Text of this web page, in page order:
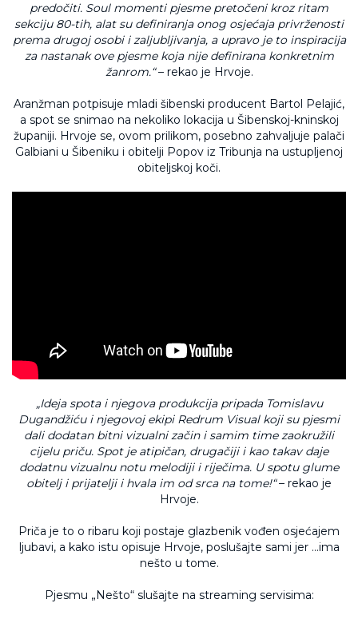
predočiti. Soul momenti pjesme pretočeni kroz ritam
sekciju 80-tih, alat su definiranja onog osjećaja privrženosti
prema drugoj osobi i zaljubljivanja, a upravo je to inspiracija
za nastanak ove pjesme koja nije definirana konkretnim
žanrom.“– rekao je Hrvoje.
Aranžman potpisuje mladi šibenski producent Bartol Pelajić,
a spot se snimao na nekoliko lokacija u Šibenskoj-kninskoj
županiji. Hrvoje se, ovom prilikom, posebno zahvaljuje palači
Galbiani u Šibeniku i obitelji Popov iz Tribunja na ustupljenoj
obiteljskoj koči.
„Ideja spota i njegova produkcija pripada Tomislavu
Dugandžiću i njegovoj ekipi Redrum Visual koji su pjesmi
dali dodatan bitni vizualni začin i samim time zaokružili
cijelu priču. Spot je atipičan, drugačiji i kao takav daje
dodatnu vizualnu notu melodiji i riječima. U spotu glume
obitelj i prijatelji i hvala im od srca na tome!“– rekao je
Hrvoje.
Priča je to o ribaru koji postaje glazbenik vođen osjećajem
ljubavi, a kako istu opisuje Hrvoje, poslušajte sami jer ...ima
nešto u tome.
Pjesmu „Nešto“ slušajte na streaming servisima: